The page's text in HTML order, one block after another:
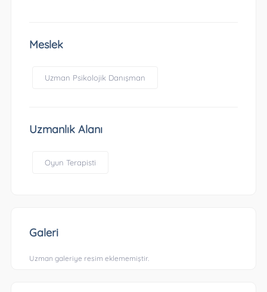
Meslek
Uzman Psikolojik Danışman
Uzmanlık Alanı
Oyun Terapisti
Galeri
Uzman galeriye resim eklememiştir.